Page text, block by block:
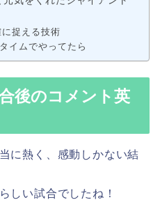
捉える技術
イムでやってたら
後のコメント英
に熱く、感動しかない結
しい試合でしたね！